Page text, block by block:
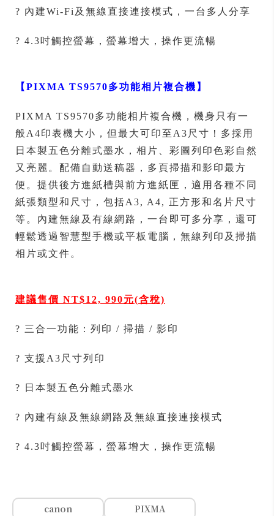
? 內建Wi-Fi及無線直接連接模式，一台多人分享
? 4.3吋觸控螢幕，螢幕增大，操作更流暢
【 PIXMA TS9570多功能相片複合機 】
PIXMA TS9570多功能相片複合機，機身只有一
般A4印表機大小，但最大可印至A3尺寸！多採用
日本製五色分離式墨水，相片、彩圖列印色彩自然
又亮麗。配備自動送稿器，多頁掃描和影印最方
便。提供後方進紙槽與前方進紙匣，適用各種不同
紙張類型和尺寸，包括A3, A4, 正方形和名片尺寸
等。內建無線及有線網路，一台即可多分享，還可
輕鬆透過智慧型手機或平板電腦，無線列印及掃描
相片或文件。
建議售價 NT$12, 990元(含稅)
? 三合一功能：列印 / 掃描 / 影印
? 支援A3尺寸列印
? 日本製五色分離式墨水
? 內建有線及無線網路及無線直接連接模式
? 4.3吋觸控螢幕，螢幕增大，操作更流暢
canon
PIXMA